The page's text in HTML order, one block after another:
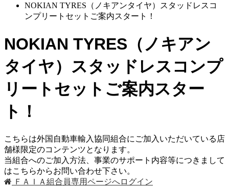
NOKIAN TYRES（ノキアンタイヤ）スタッドレスコ
ンプリートセットご案内スタート！
NOKIAN TYRES（ノキアン
タイヤ）スタッドレスコンプ
リートセットご案内スター
ト！
こちらは外国自動車輸入協同組合にご加入いただいている店
舗様限定のコンテンツとなります。
当組合へのご加入方法、事業のサポート内容等につきまして
はこちらからお問い合わせ下さい。
ＦＡＩＡ組合員専用ページへログイン